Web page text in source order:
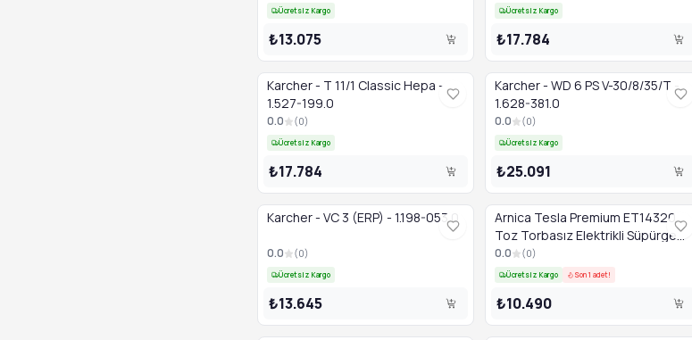
Ücretsiz Kargo
₺13.075
Ücretsiz Kargo
₺17.784
Karcher - T 11/1 Classic Hepa -
1.527-199.0
0.0 (0)
Ücretsiz Kargo
₺17.784
Karcher - WD 6 PS V-30/8/35/T -
1.628-381.0
0.0 (0)
Ücretsiz Kargo
₺25.091
Karcher - VC 3 (ERP) - 1.198-053.0
0.0 (0)
Ücretsiz Kargo
₺13.645
Arnica Tesla Premium ET14320
Toz Torbasız Elektrikli Süpürge
Silver
0.0 (0)
Ücretsiz Kargo Son 1 adet!
₺10.490